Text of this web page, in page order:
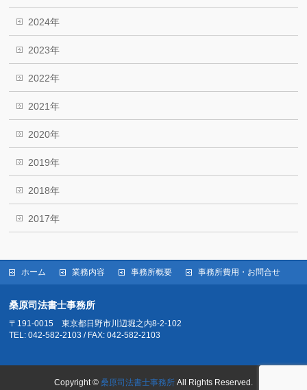
2024年
2023年
2022年
2021年
2020年
2019年
2018年
2017年
ホーム 業務内容 事務所概要 事務所費用・お問合せ
桑原司法書士事務所
〒191-0015 東京都日野市川辺堀之内8-2-102
TEL: 042-582-2103 / FAX: 042-582-2103
Copyright © 桑原司法書士事務所All Rights Reserved.